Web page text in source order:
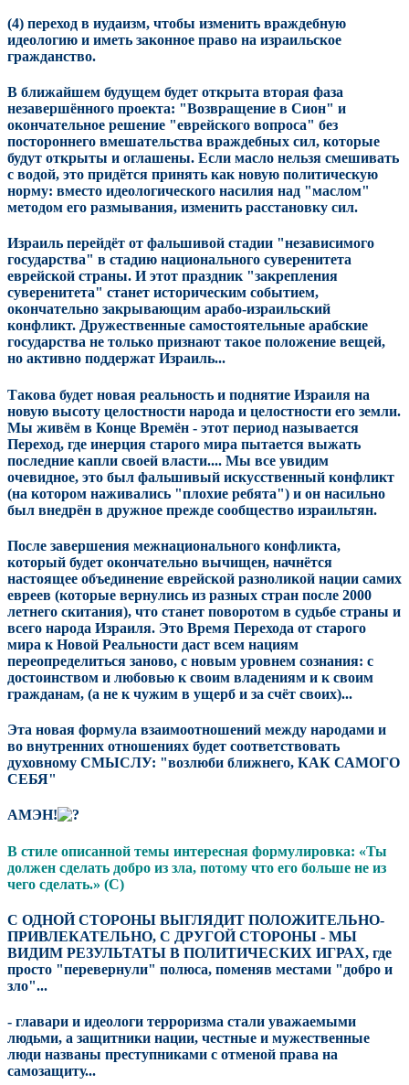
(4) переход в иудаизм, чтобы изменить враждебную
идеологию и иметь законное право на израильское
гражданство.
В ближайшем будущем будет открыта вторая фаза
незавершённого проекта: "Возвращение в Сион" и
окончательное решение "еврейского вопроса" без
постороннего вмешательства враждебных сил, которые
будут открыты и оглашены. Если масло нельзя смешивать
с водой, это придётся принять как новую политическую
норму: вместо идеологического насилия над "маслом"
методом его размывания, изменить расстановку сил.
Израиль перейдёт от фальшивой стадии "независимого
государства" в стадию национального суверенитета
еврейской страны. И этот праздник "закрепления
суверенитета" станет историческим событием,
окончательно закрывающим арабо-израильский
конфликт. Дружественные самостоятельные арабские
государства не только признают такое положение вещей,
но активно поддержат Израиль...
Такова будет новая реальность и поднятие Израиля на
новую высоту целостности народа и целостности его земли.
Мы живём в Конце Времён - этот период называется
Переход, где инерция старого мира пытается выжать
последние капли своей власти.... Мы все увидим
очевидное, это был фальшивый искусственный конфликт
(на котором наживались "плохие ребята") и он насильно
был внедрён в дружное прежде сообщество израильтян.
После завершения межнационального конфликта,
который будет окончательно вычищен, начнётся
настоящее объединение еврейской разноликой нации самих
евреев (которые вернулись из разных стран после 2000
летнего скитания), что станет поворотом в судьбе страны и
всего народа Израиля. Это Время Перехода от старого
мира к Новой Реальности даст всем нациям
переопределиться заново, с новым уровнем сознания: с
достоинством и любовью к своим владениям и к своим
гражданам, (а не к чужим в ущерб и за счёт своих)...
Эта новая формула взаимоотношений между народами и
во внутренних отношениях будет соответствовать
духовному СМЫСЛУ: "возлюби ближнего, КАК САМОГО
СЕБЯ"
АМЭН!
В стиле описанной темы интересная формулировка: «Ты
должен сделать добро из зла, потому что его больше не из
чего сделать.» (С)
С ОДНОЙ СТОРОНЫ ВЫГЛЯДИТ ПОЛОЖИТЕЛЬНО-
ПРИВЛЕКАТЕЛЬНО, С ДРУГОЙ СТОРОНЫ - МЫ
ВИДИМ РЕЗУЛЬТАТЫ В ПОЛИТИЧЕСКИХ ИГРАХ, где
просто "перевернули" полюса, поменяв местами "добро и
зло"...
- главари и идеологи терроризма стали уважаемыми
людьми, а защитники нации, честные и мужественные
люди названы преступниками с отменой права на
самозащиту...